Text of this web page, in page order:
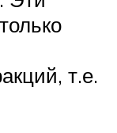
т.е.